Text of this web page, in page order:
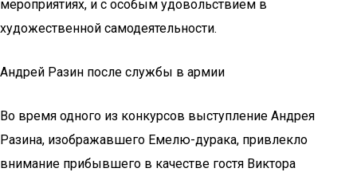
мероприятиях, и с особым удовольствием в
художественной самодеятельности.
Андрей Разин после службы в армии
Во время одного из конкурсов выступление Андрея
Разина, изображавшего Емелю-дурака, привлекло
внимание прибывшего в качестве гостя Виктора